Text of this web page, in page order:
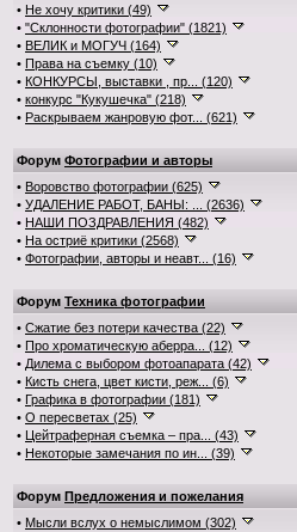
• Не хочу критики (49)
• "Склонности фотографии" (1821)
• ВЕЛИК и МОГУЧ (164)
• Права на съемку (10)
• КОНКУРСЫ, выставки , пр... (120)
• конкурс "Кукушечка" (218)
• Раскрываем жанровую фот... (621)
Форум Фотографии и авторы
• Воровство фотографии (625)
• УДАЛЕНИЕ РАБОТ, БАНЫ: ... (2636)
• НАШИ ПОЗДРАВЛЕНИЯ (482)
• На остриё критики (2568)
• Фотографии, авторы и неавт... (16)
Форум Техника фотографии
• Сжатие без потери качества (22)
• Про хроматическую аберра... (12)
• Дилема с выбором фотоапарата (42)
• Кисть снега, цвет кисти, реж... (6)
• Графика в фотографии (181)
• О пересветах (25)
• Цейтраферная съемка – пра... (43)
• Некоторые замечания по ин... (39)
Форум Предложения и пожелания
• Мысли вслух о немыслимом (302)